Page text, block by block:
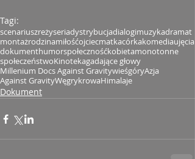
Tagi:
scenariuszreżyseriadystrybucjadialogimuzykadramat
montażrodzinamiłośćojciecmatkacórkakomediaujęcia
dokumenthumorspołecznośćkobietamonotonne
społeczeństwoKinotekagadające głowy
Millenium Docs Against GravitywieśgóryAzja
Against GravityWęgrykrowaHimalaje
Dokument